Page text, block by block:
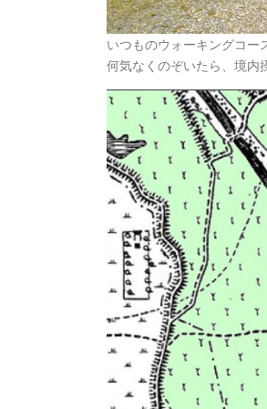
いつものウォーキングコー
何気なくのぞいたら、境内